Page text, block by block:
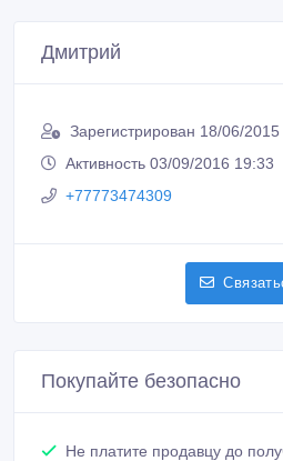
Дмитрий
Зарегистрирован 18/06/2015
Активность 03/09/2016 19:33
+77773474309
Покупайте безопасно
Не платите продавцу до